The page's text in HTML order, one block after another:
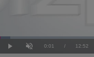
Play UnmuteCurrent
0:01 / Duration
12:52
Loaded:
4.67%